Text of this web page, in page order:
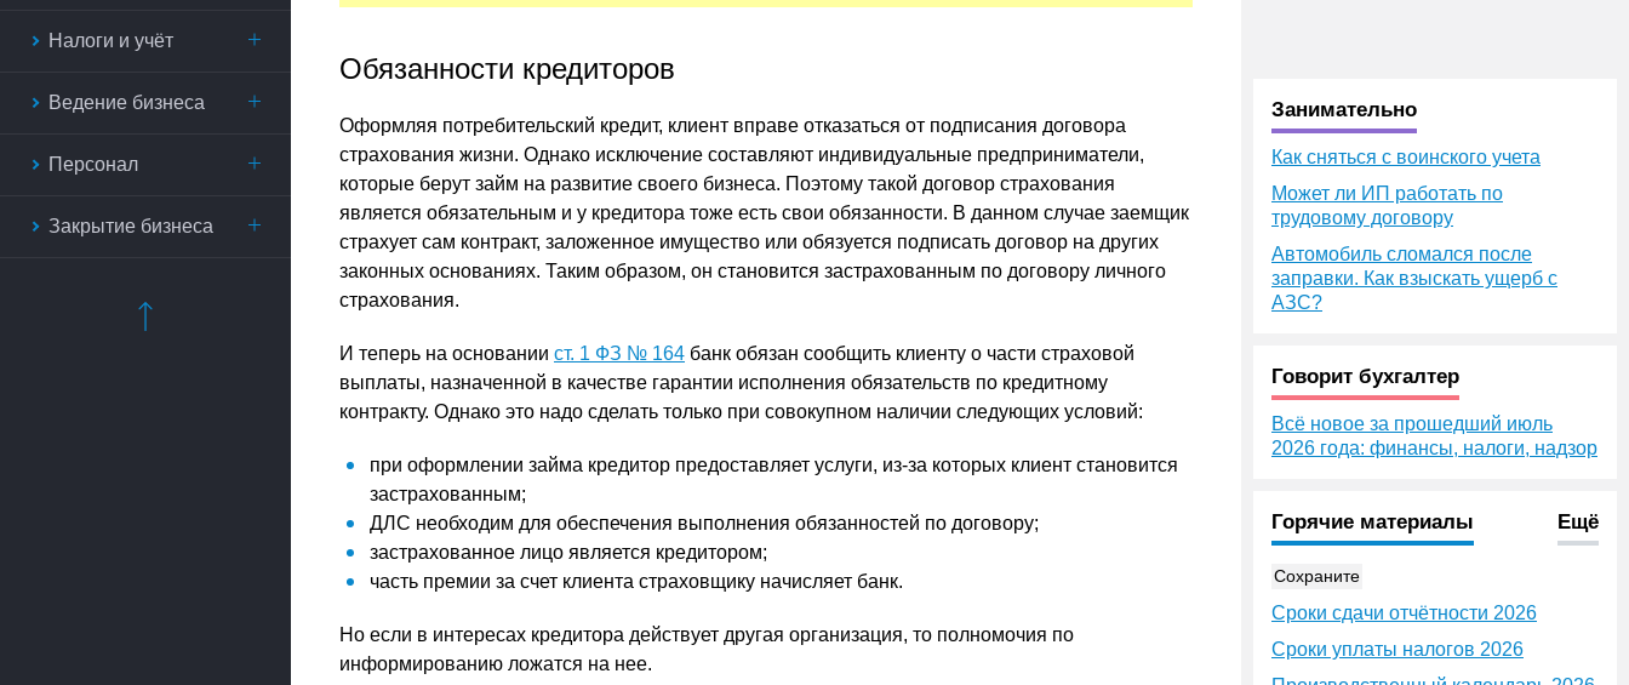
Налоги и учёт
Ведение бизнеса
Персонал
Закрытие бизнеса
Обязанности кредиторов
Оформляя потребительский кредит, клиент вправе отказаться от подписания договора
страхования жизни. Однако исключение составляют индивидуальные предприниматели,
которые берут займ на развитие своего бизнеса. Поэтому такой договор страхования
является обязательным и у кредитора тоже есть свои обязанности. В данном случае заемщик
страхует сам контракт, заложенное имущество или обязуется подписать договор на других
законных основаниях. Таким образом, он становится застрахованным по договору личного
страхования.
И теперь на основании ст. 1 ФЗ № 164 банк обязан сообщить клиенту о части страховой
выплаты, назначенной в качестве гарантии исполнения обязательств по кредитному
контракту. Однако это надо сделать только при совокупном наличии следующих условий:
при оформлении займа кредитор предоставляет услуги, из-за которых клиент становится
застрахованным;
ДЛС необходим для обеспечения выполнения обязанностей по договору;
застрахованное лицо является кредитором;
часть премии за счет клиента страховщику начисляет банк.
Но если в интересах кредитора действует другая организация, то полномочия по
информированию ложатся на нее.
Занимательно
Как сняться с воинского учета
Может ли ИП работать по
трудовому договору
Автомобиль сломался после
заправки. Как взыскать ущерб с
АЗС?
Говорит бухгалтер
Всё новое за прошедший июль
2026 года: финансы, налоги, надзор
Горячие материалы Ещё
Сохраните
Сроки сдачи отчётности 2026
Сроки уплаты налогов 2026